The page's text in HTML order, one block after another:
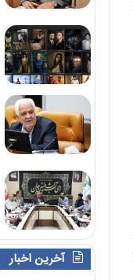
آخرین اخبار